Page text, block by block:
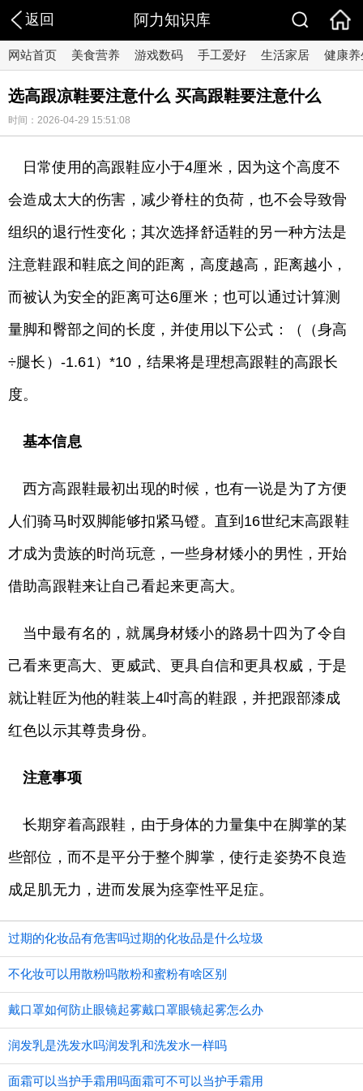
返回 阿力知识库
网站首页 美食营养 游戏数码 手工爱好 生活家居 健康养
选高跟凉鞋要注意什么 买高跟鞋要注意什么
时间：2026-04-29 15:51:08
日常使用的高跟鞋应小于4厘米，因为这个高度不
会造成太大的伤害，减少脊柱的负荷，也不会导致骨
组织的退行性变化；其次选择舒适鞋的另一种方法是
注意鞋跟和鞋底之间的距离，高度越高，距离越小，
而被认为安全的距离可达6厘米；也可以通过计算测
量脚和臀部之间的长度，并使用以下公式：（（身高
÷腿长）-1.61）*10，结果将是理想高跟鞋的高跟长
度。
基本信息
西方高跟鞋最初出现的时候，也有一说是为了方便
人们骑马时双脚能够扣紧马镫。直到16世纪末高跟鞋
才成为贵族的时尚玩意，一些身材矮小的男性，开始
借助高跟鞋来让自己看起来更高大。
当中最有名的，就属身材矮小的路易十四为了令自
己看来更高大、更威武、更具自信和更具权威，于是
就让鞋匠为他的鞋装上4吋高的鞋跟，并把跟部漆成
红色以示其尊贵身份。
注意事项
长期穿着高跟鞋，由于身体的力量集中在脚掌的某
些部位，而不是平分于整个脚掌，使行走姿势不良造
成足肌无力，进而发展为痉挛性平足症。
过期的化妆品有危害吗过期的化妆品是什么垃圾
不化妆可以用散粉吗散粉和蜜粉有啥区别
戴口罩如何防止眼镜起雾戴口罩眼镜起雾怎么办
润发乳是洗发水吗润发乳和洗发水一样吗
面霜可以当护手霜用吗面霜可不可以当护手霜用